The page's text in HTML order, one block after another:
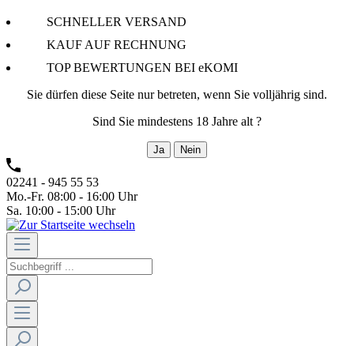
SCHNELLER VERSAND
KAUF AUF RECHNUNG
TOP BEWERTUNGEN BEI eKOMI
Sie dürfen diese Seite nur betreten, wenn Sie volljährig sind.
Sind Sie mindestens 18 Jahre alt ?
Ja Nein
02241 - 945 55 53
Mo.-Fr. 08:00 - 16:00 Uhr
Sa. 10:00 - 15:00 Uhr